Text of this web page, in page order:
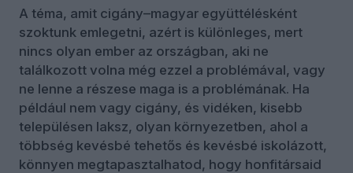
A téma, amit cigány–magyar együttélésként
szoktunk emlegetni, azért is különleges, mert
nincs olyan ember az országban, aki ne
találkozott volna még ezzel a problémával, vagy
ne lenne a részese maga is a problémának. Ha
például nem vagy cigány, és vidéken, kisebb
településen laksz, olyan környezetben, ahol a
többség kevésbé tehetős és kevésbé iskolázott,
könnyen megtapasztalhatod, hogy honfitársaid